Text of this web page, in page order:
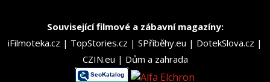
Související filmové a zábavní magazíny:
iFilmoteka.cz | TopStories.cz | SPříběhy.eu | DotekSlova.cz |
CZIN.eu | Dům a zahrada